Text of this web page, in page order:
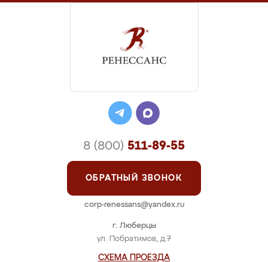
г. Люберцы
ул. Побратимов, д.7
СХЕМА ПРОЕЗДА
8 (800) 511-89-55
ОБРАТНЫЙ ЗВОНОК
corp-renessans@yandex.ru